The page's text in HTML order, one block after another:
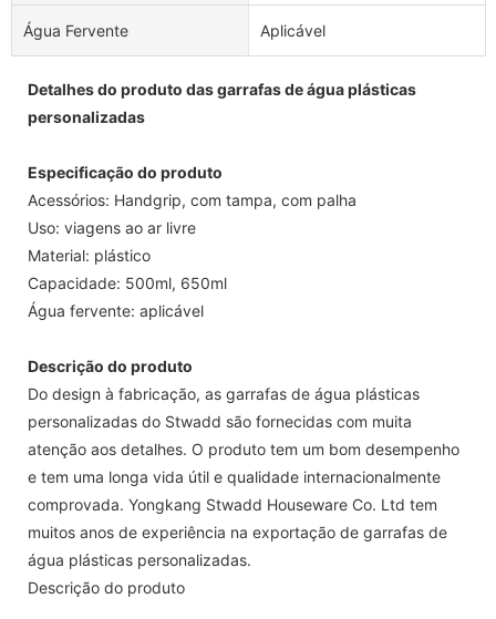
Água Fervente Aplicável
Detalhes do produto das garrafas de água plásticas
personalizadas
Especificação do produto
Acessórios: Handgrip, com tampa, com palha
Uso: viagens ao ar livre
Material: plástico
Capacidade: 500ml, 650ml
Água fervente: aplicável
Descrição do produto
Do design à fabricação, as garrafas de água plásticas
personalizadas do Stwadd são fornecidas com muita
atenção aos detalhes. O produto tem um bom desempenho
e tem uma longa vida útil e qualidade internacionalmente
comprovada. Yongkang Stwadd Houseware Co. Ltd tem
muitos anos de experiência na exportação de garrafas de
água plásticas personalizadas.
Descrição do produto